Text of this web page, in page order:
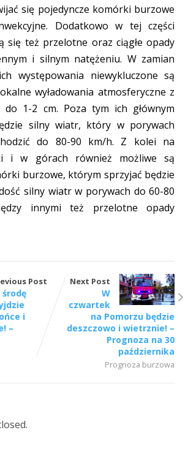
się pojedyncze komórki burzowe
Dodatkowo w tej części
się też przelotne oraz ciągłe opady
i silnym natężeniu. W zamian
występowania niewykluczone są
wyładowania atmosferyczne z
do 1-2 cm. Poza tym ich głównym
silny wiatr, który w porywach
do 80-90 km/h. Z kolei na
i w górach również możliwe są
burzowe, którym sprzyjać będzie
silny wiatr w porywach do 60-80
innymi też przelotne opady
Post
środę
i
–
Next Post
W
czwartek
na Pomorzu będzie
deszczowo i wietrznie! –
Prognoza na 30
października
Prognoza burzowa